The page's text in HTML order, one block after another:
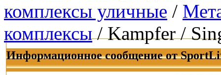
комплексы уличные /
комплексы/ Kampfer /
Информационное сообщение от